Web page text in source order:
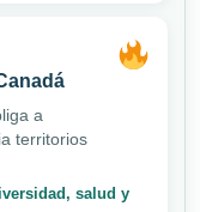
a
territorios
salud y